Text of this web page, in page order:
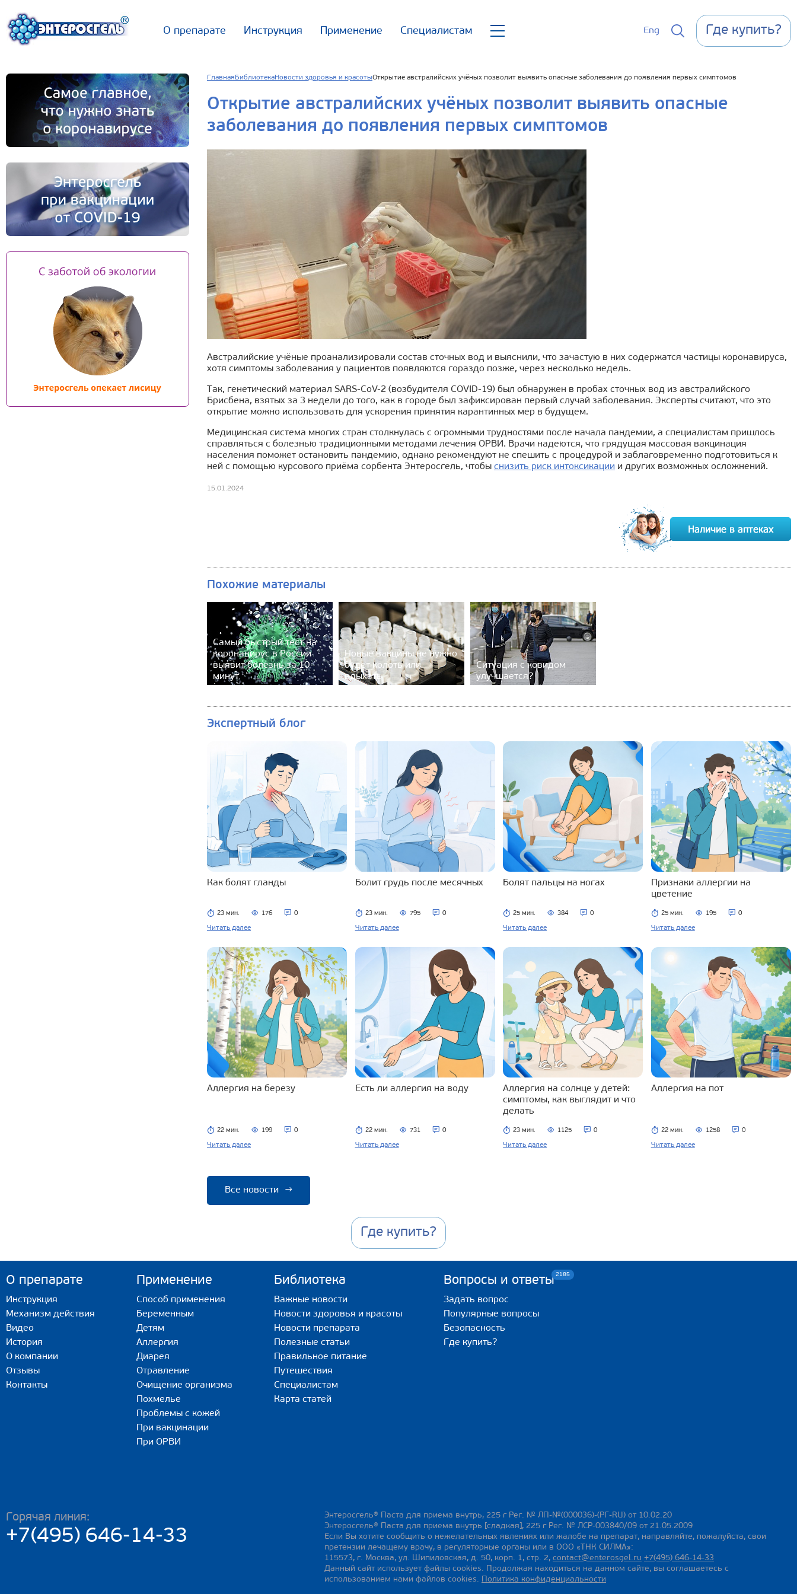
О препарате Инструкция Применение Специалистам Eng Где купить?
Главная БиблиотекаНовости здоровья и красотыОткрытие австралийских учёных позволит выявить опасные заболевания до появления первых симптомов
Открытие австралийских учёных позволит выявить опасные
заболевания до появления первых симптомов
Австралийские учёные проанализировали состав сточных вод и выяснили, что зачастую в них содержатся частицы коронавируса,
хотя симптомы заболевания у пациентов появляются гораздо позже, через несколько недель.
Так, генетический материал SARS-CoV-2 (возбудителя COVID-19) был обнаружен в пробах сточных вод из австралийского
Брисбена, взятых за 3 недели до того, как в городе был зафиксирован первый случай заболевания. Эксперты считают, что это
открытие можно использовать для ускорения принятия карантинных мер в будущем.
Медицинская система многих стран столкнулась с огромными трудностями после начала пандемии, а специалистам пришлось
справляться с болезнью традиционными методами лечения ОРВИ. Врачи надеются, что грядущая массовая вакцинация
населения поможет остановить пандемию, однако рекомендуют не спешить с процедурой и заблаговременно подготовиться к
ней с помощью курсового приёма сорбента Энтеросгель, чтобы снизить риск интоксикации и других возможных осложнений.
15.01.2024
Похожие материалы
Самый быстрый тест на
коронавирус в России
выявит болезнь за 10
минут
Новые вакцины не нужно
будет колоть или
вдыхать
Ситуация с ковидом
улучшается?
Экспертный блог
Как болят гланды
23 мин. 176 0
Читать далее
Болит грудь после месячных
23 мин. 795 0
Читать далее
Болят пальцы на ногах
25 мин. 384 0
Читать далее
Признаки аллергии на
цветение
25 мин. 195 0
Читать далее
Аллергия на березу
22 мин. 199 0
Читать далее
Есть ли аллергия на воду
22 мин. 731 0
Читать далее
Аллергия на солнце у детей:
симптомы, как выглядит и что
делать
23 мин. 1125 0
Читать далее
Аллергия на пот
22 мин. 1258 0
Читать далее
Все новости →
Где купить?
О препарате
Инструкция
Механизм действия
Видео
История
О компании
Отзывы
Контакты
Применение
Способ применения
Беременным
Детям
Аллергия
Диарея
Отравление
Очищение организма
Похмелье
Проблемы с кожей
При вакцинации
При ОРВИ
Библиотека
Важные новости
Новости здоровья и красоты
Новости препарата
Полезные статьи
Правильное питание
Путешествия
Специалистам
Карта статей
Вопросы и ответы2185
Задать вопрос
Популярные вопросы
Безопасность
Где купить?
Горячая линия:
+7(495) 646-14-33
Энтеросгель® Паста для приема внутрь, 225 г Рег. № ЛП-№(000036)-(РГ-RU) от 10.02.20
Энтеросгель® Паста для приема внутрь [сладкая], 225 г Рег. № ЛСР-003840/09 от 21.05.2009
Если Вы хотите сообщить о нежелательных явлениях или жалобе на препарат, направляйте, пожалуйста, свои
претензии лечащему врачу, в регуляторные органы или в ООО «ТНК СИЛМА»:
115573, г. Москва, ул. Шипиловская, д. 50, корп. 1, стр. 2, contact@enterosgel.ru +7(495) 646-14-33
Данный сайт использует файлы cookies. Продолжая находиться на данном сайте, вы соглашаетесь с
использованием нами файлов cookies. Политика конфиденциальности